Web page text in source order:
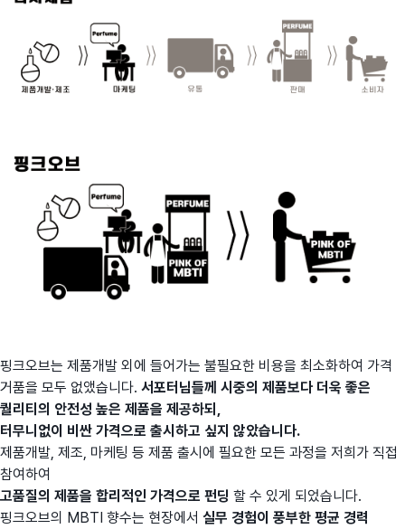
핑크오브는 제품개발 외에 들어가는 불필요한 비용을 최소화하여 가격
거품을 모두 없앴습니다. 서포터님들께 시중의 제품보다 더욱 좋은
퀄리티의 안전성 높은 제품을 제공하되,
터무니없이 비싼 가격으로 출시하고 싶지 않았습니다.
제품개발, 제조, 마케팅 등 제품 출시에 필요한 모든 과정을 저희가 직접
참여하여
고품질의 제품을 합리적인 가격으로 펀딩 할 수 있게 되었습니다.
핑크오브의 MBTI 향수는 현장에서 실무 경험이 풍부한 평균 경력